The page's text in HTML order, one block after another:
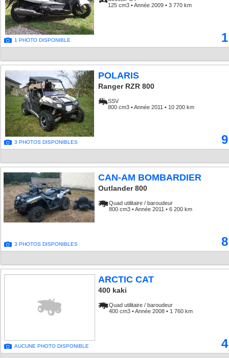
1 PHOTO DISPONIBLE
125 cm3 • Année 2009 • 3 770 km
3 PHOTOS DISPONIBLES
POLARIS
Ranger RZR 800
SSV
800 cm3 • Année 2011 • 10 200 km
3 PHOTOS DISPONIBLES
CAN-AM BOMBARDIER
Outlander 800
Quad utilitaire / baroudeur
800 cm3 • Année 2011 • 6 200 km
AUCUNE PHOTO DISPONIBLE
ARCTIC CAT
400 kaki
Quad utilitaire / baroudeur
400 cm3 • Année 2008 • 1 760 km